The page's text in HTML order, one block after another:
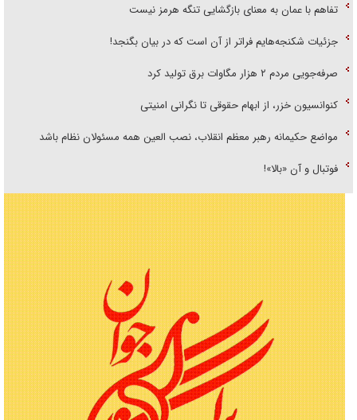
تفاهم با عمان به معنای بازگشایی تنگه هرمز نیست
جزئیات شکنجه‌هایم فراتر از آن است که در بیان بگنجد!
صرفه‌جویی مردم ۲ هزار مگاوات برق تولید کرد
کنوانسیون خزر، از ابهام حقوقی تا نگرانی امنیتی
مواضع حکیمانه رهبر معظم انقلاب، نصب العین همه مسئولان نظام باشد
فوتبال و آن «بالا»!